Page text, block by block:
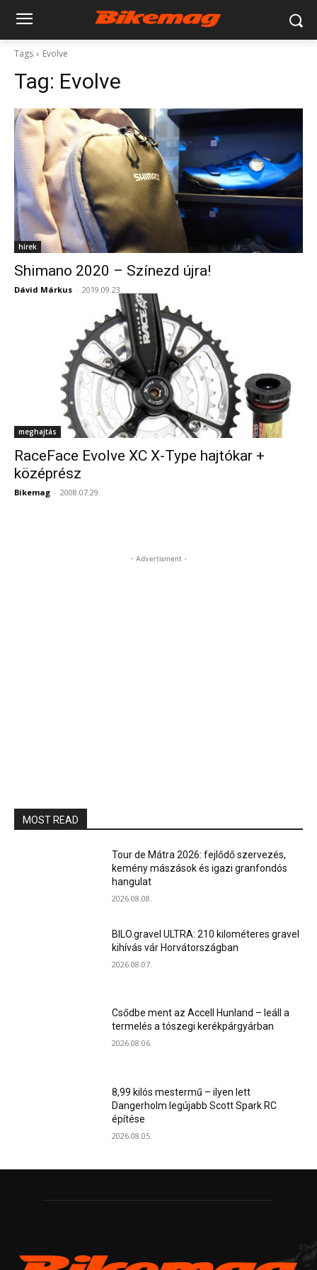
Tags Evolve
Tag: Evolve
hírek
Shimano 2020 – Színezd újra!
Dávid Márkus - 2019.09.23.
meghajtás
RaceFace Evolve XC X-Type hajtókar +
középrész
Bikemag - 2008.07.29.
- Advertisment -
MOST READ
Tour de Mátra 2026: fejlődő szervezés,
kemény mászások és igazi granfondós
hangulat
2026.08.08.
BILO.gravel ULTRA: 210 kilométeres gravel
kihívás vár Horvátországban
2026.08.07.
Csődbe ment az Accell Hunland – leáll a
termelés a tószegi kerékpárgyárban
2026.08.06.
8,99 kilós mestermű – ilyen lett
Dangerholm legújabb Scott Spark RC
építése
2026.08.05.